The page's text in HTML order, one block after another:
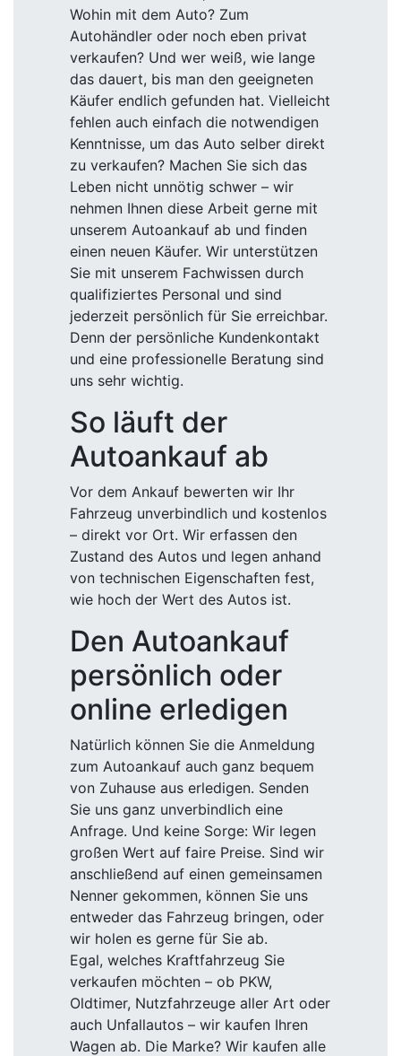
Wohin mit dem Auto? Zum
Autohändler oder noch eben privat
verkaufen? Und wer weiß, wie lange
das dauert, bis man den geeigneten
Käufer endlich gefunden hat. Vielleicht
fehlen auch einfach die notwendigen
Kenntnisse, um das Auto selber direkt
zu verkaufen? Machen Sie sich das
Leben nicht unnötig schwer – wir
nehmen Ihnen diese Arbeit gerne mit
unserem Autoankauf ab und finden
einen neuen Käufer. Wir unterstützen
Sie mit unserem Fachwissen durch
qualifiziertes Personal und sind
jederzeit persönlich für Sie erreichbar.
Denn der persönliche Kundenkontakt
und eine professionelle Beratung sind
uns sehr wichtig.
So läuft der
Autoankauf ab
Vor dem Ankauf bewerten wir Ihr
Fahrzeug unverbindlich und kostenlos
– direkt vor Ort. Wir erfassen den
Zustand des Autos und legen anhand
von technischen Eigenschaften fest,
wie hoch der Wert des Autos ist.
Den Autoankauf
persönlich oder
online erledigen
Natürlich können Sie die Anmeldung
zum Autoankauf auch ganz bequem
von Zuhause aus erledigen. Senden
Sie uns ganz unverbindlich eine
Anfrage. Und keine Sorge: Wir legen
großen Wert auf faire Preise. Sind wir
anschließend auf einen gemeinsamen
Nenner gekommen, können Sie uns
entweder das Fahrzeug bringen, oder
wir holen es gerne für Sie ab.
Egal, welches Kraftfahrzeug Sie
verkaufen möchten – ob PKW,
Oldtimer, Nutzfahrzeuge aller Art oder
auch Unfallautos – wir kaufen Ihren
Wagen ab. Die Marke? Wir kaufen alle